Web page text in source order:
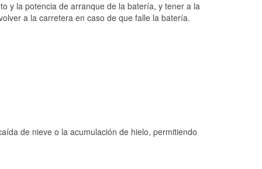
y la potencia de arranque de la batería, y tener a la
a la carretera en caso de que falle la batería.
de nieve o la acumulación de hielo, permitiendo